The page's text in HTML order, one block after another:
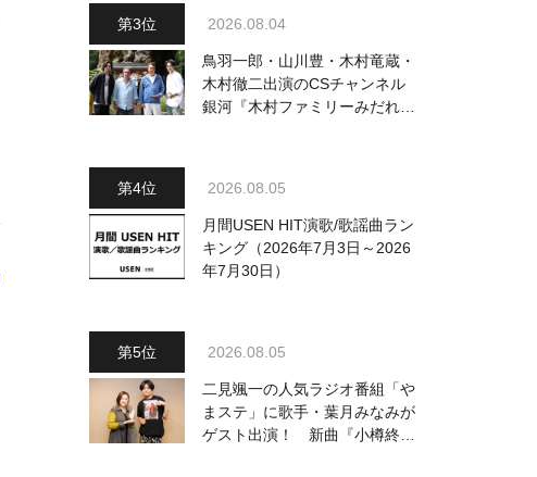
2026.08.04
鳥羽一郎・山川豊・木村竜蔵・
木村徹二出演のCSチャンネル
銀河『木村ファミリーみだれ旅
2026.08.05
月間USEN HIT演歌/歌謡曲ラン
キング（2026年7月3日～2026
年7月30日）
2026.08.05
二見颯一の人気ラジオ番組「や
まステ」に歌手・葉月みなみが
ゲスト出演！ 新曲『小樽終着